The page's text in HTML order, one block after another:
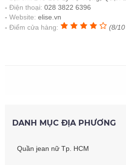
Điện thoại: 028 3822 6396
Website: elise.vn
Điểm cửa hàng:
(8/
DANH MỤC ĐỊA PHƯƠNG
Quần jean nữ Tp. HCM